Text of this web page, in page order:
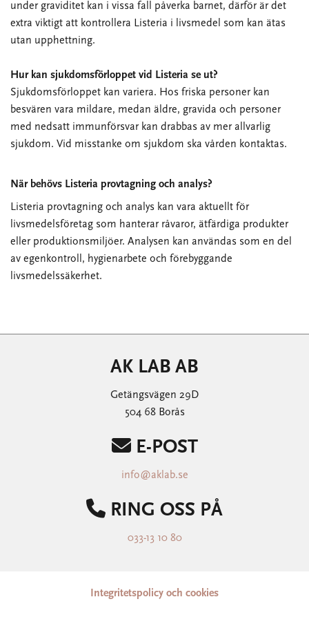
under graviditet kan i vissa fall påverka barnet, därför är det
extra viktigt att kontrollera Listeria i livsmedel som kan ätas
utan upphettning.
Hur kan sjukdomsförloppet vid Listeria se ut?
Sjukdomsförloppet kan variera. Hos friska personer kan
besvären vara mildare, medan äldre, gravida och personer
med nedsatt immunförsvar kan drabbas av mer allvarlig
sjukdom. Vid misstanke om sjukdom ska vården kontaktas.
När behövs Listeria provtagning och analys?
Listeria provtagning och analys kan vara aktuellt för
livsmedelsföretag som hanterar råvaror, ätfärdiga produkter
eller produktionsmiljöer. Analysen kan användas som en del
av egenkontroll, hygienarbete och förebyggande
livsmedelssäkerhet.
AK LAB AB
Getängsvägen 29D
504 68 Borås
E-POST
info@aklab.se
 RING OSS PÅ
033-13 10 80
Integritetspolicy och cookies